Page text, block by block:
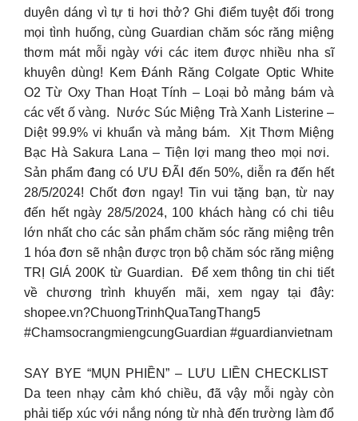
duyên dáng vì tự ti hơi thở?​ Ghi điểm tuyệt đối trong
mọi tình huống, cùng Guardian chăm sóc răng miệng
thơm mát mỗi ngày với các item được nhiều nha sĩ
khuyên dùng!​ Kem Đánh Răng Colgate Optic White
O2 Từ Oxy Than Hoạt Tính – Loại bỏ mảng bám và
các vết ố vàng. ​ Nước Súc Miệng Trà Xanh Listerine –
Diệt 99.9% vi khuẩn và mảng bám. ​ Xịt Thơm Miệng
Bạc Hà Sakura Lana – Tiện lợi mang theo mọi nơi. ​
Sản phẩm đang có ƯU ĐÃI đến 50%, diễn ra đến hết
28/5/2024! Chốt đơn ngay!​ Tin vui tặng bạn, từ nay
đến hết ngày 28/5/2024, 100 khách hàng có chi tiêu
lớn nhất cho các sản phẩm chăm sóc răng miệng trên
1 hóa đơn sẽ nhận được trọn bộ chăm sóc răng miệng
TRỊ GIÁ 200K từ Guardian. ​ Để xem thông tin chi tiết
về chương trình khuyến mãi, xem ngay tại đây:
shopee.vn?ChuongTrinhQuaTangThang5 ​
#ChamsocrangmiengcungGuardian #guardianvietnam
SAY BYE “MỤN PHIỀN” – LƯU LIỀN CHECKLIST ​
Da teen nhạy cảm khó chiều, đã vậy mỗi ngày còn
phải tiếp xúc với nắng nóng từ nhà đến trường làm đổ